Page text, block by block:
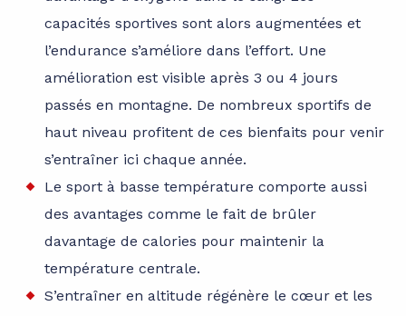
capacités sportives sont alors augmentées et
l’endurance s’améliore dans l’effort. Une
amélioration est visible après 3 ou 4 jours
passés en montagne. De nombreux sportifs de
haut niveau profitent de ces bienfaits pour venir
s’entraîner ici chaque année.
Le sport à basse température comporte aussi
des avantages comme le fait de brûler
davantage de calories pour maintenir la
température centrale.
S’entraîner en altitude régénère le cœur et les